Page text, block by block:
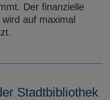
Der finanzielle
auf maximal
Stadtbibliothek